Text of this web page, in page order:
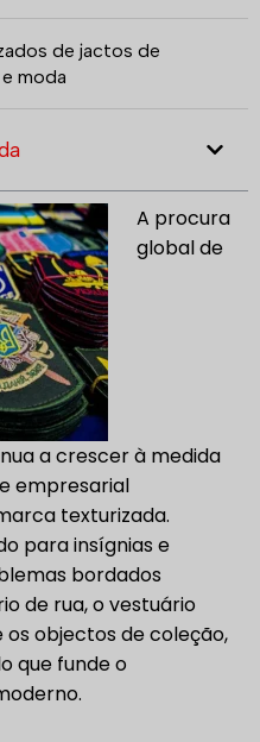
de jactos de
moda
A procura
global de
a crescer à medida
empresarial
texturizada.
para insígnias e
bordados
de rua, o vestuário
os objectos de coleção,
que funde o